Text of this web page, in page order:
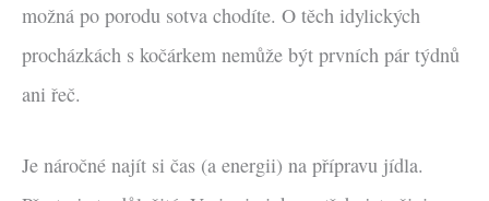
možná po porodu sotva chodíte. O těch idylických
procházkách s kočárkem nemůže být prvních pár týdnů
ani řeč.
Je náročné najít si čas (a energii) na přípravu jídla.